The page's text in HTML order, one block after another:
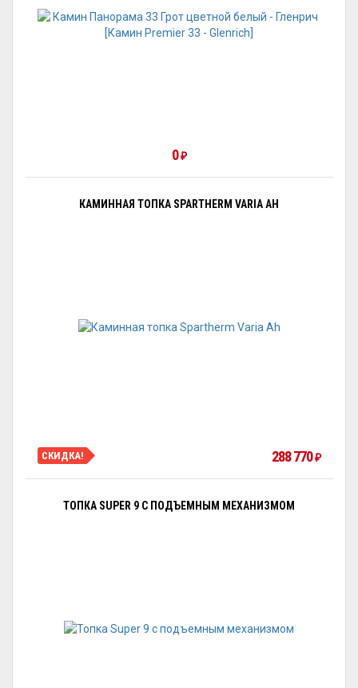
0 ₽
КАМИННАЯ ТОПКА SPARTHERM VARIA AH
СКИДКА! 288 770 ₽
ТОПКА SUPER 9 С ПОДЪЕМНЫМ МЕХАНИЗМОМ